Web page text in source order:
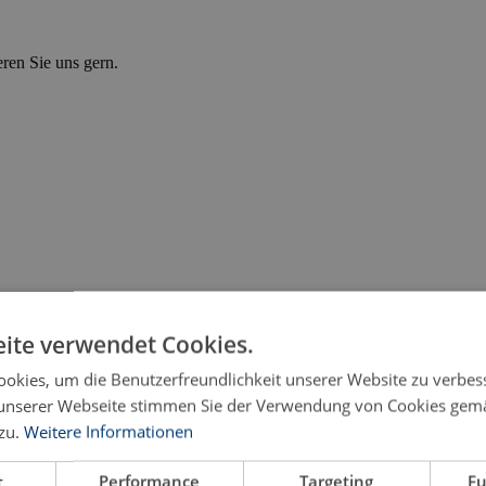
Sie uns gern.
Art. 12 Abs. 1 Grundgesetz und anderer
verwendet Cookies.
um die Benutzerfreundlichkeit unserer Website zu
Webseite stimmen Sie der Verwendung von Cookies
Weitere Informationen
Performance Targeting